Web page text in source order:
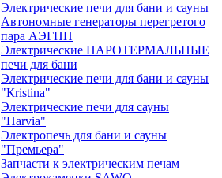
Электрические печи для бани и сауны
Автономные генераторы перегретого
пара АЭГПП
Электрические ПАРОТЕРМАЛЬНЫЕ
печи для бани
Электрические печи для бани и сауны
"Кristina"
Электрические печи для сауны
"Harvia"
Электропечь для бани и сауны
"Премьера"
Запчасти к электрическим печам